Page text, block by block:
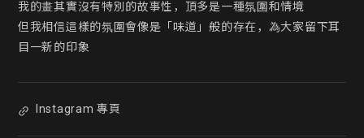
我的畫其實沒有特別的故事性，頂多是一種氛圍和情境
但我相信這樣的氛圍會像是「味道」般的存在，為大家留下耳
目一新的印象
Instagram 專頁